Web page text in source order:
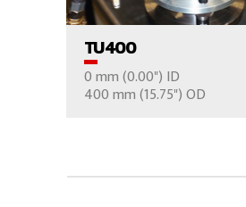
TU400
0 mm (0.00") ID
400 mm (15.75") OD
CONTÁCTENOS